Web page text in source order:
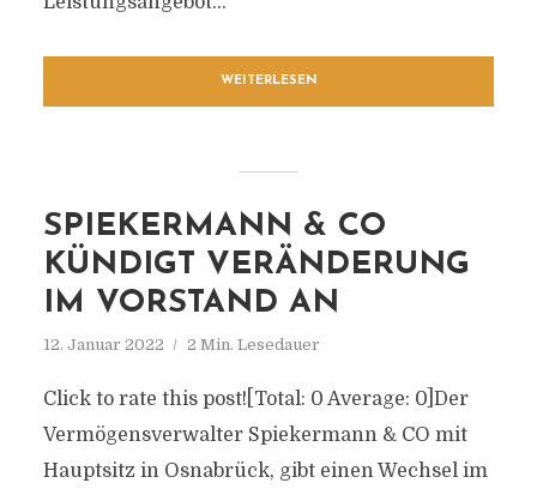
WEITERLESEN
SPIEKERMANN & CO
KÜNDIGT VERÄNDERUNG
IM VORSTAND AN
12. Januar 2022 2 Min. Lesedauer
Click to rate this post![Total: 0 Average: 0]Der
Vermögensverwalter Spiekermann & CO mit
Hauptsitz in Osnabrück, gibt einen Wechsel im